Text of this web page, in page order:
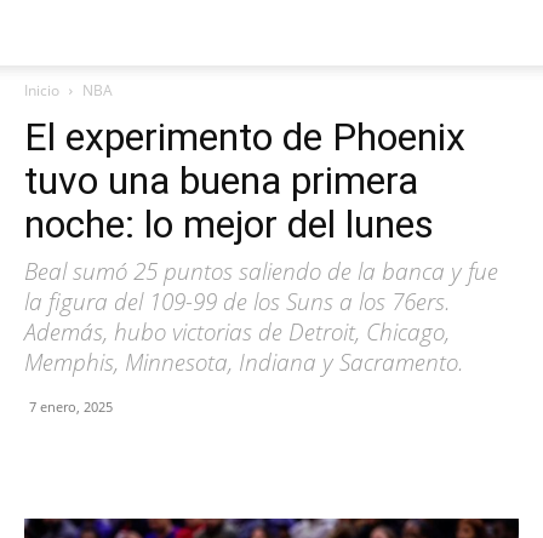
Inicio NBA
El experimento de Phoenix
tuvo una buena primera
noche: lo mejor del lunes
Beal sumó 25 puntos saliendo de la banca y fue
la figura del 109-99 de los Suns a los 76ers.
Además, hubo victorias de Detroit, Chicago,
Memphis, Minnesota, Indiana y Sacramento.
7 enero, 2025